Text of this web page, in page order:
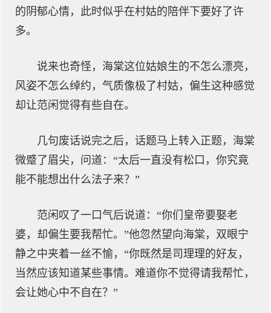
的阴郁心情，此时似乎在村姑的陪伴下要好了许
多。
说来也奇怪，海棠这位姑娘生的不怎么漂亮，
风姿不怎么绰约，气质像极了村姑，偏生这种感觉
却让范闲觉得有些自在。
几句废话说完之后，话题马上转入正题，海棠
微蹙了眉尖，问道：“太后一直没有松口，你究竟
能不能想出什么法子来？”
范闲叹了一口气后说道：“你们皇帝要娶老
婆，却偏生要我帮忙。”他忽然望向海棠，双眼宁
静之中夹着一丝不愉，“你既然是司理理的好友，
当然应该知道某些事情。难道你不觉得请我帮忙，
会让她心中不自在？”